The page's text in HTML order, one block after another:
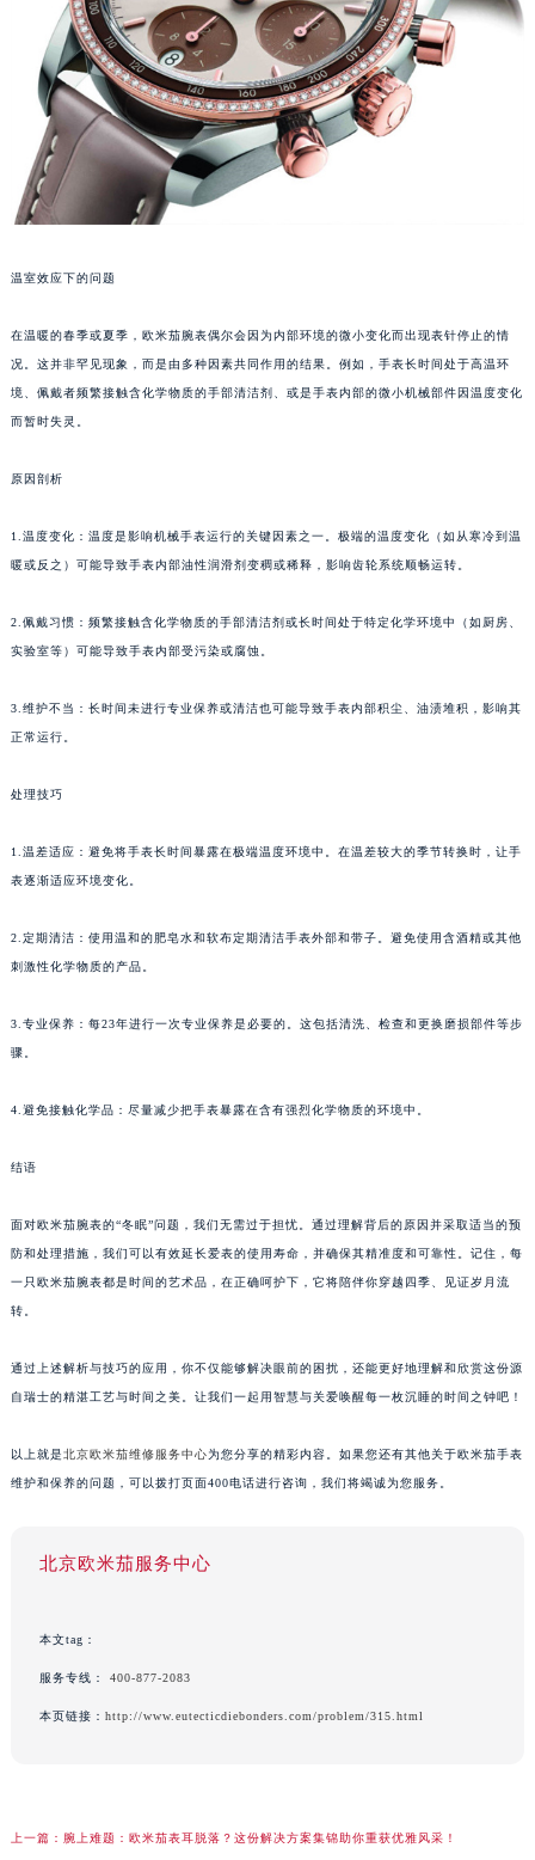
温室效应下的问题
在温暖的春季或夏季，欧米茄腕表偶尔会因为内部环境的微小变化而出现表针停止的情
况。这并非罕见现象，而是由多种因素共同作用的结果。例如，手表长时间处于高温环
境、佩戴者频繁接触含化学物质的手部清洁剂、或是手表内部的微小机械部件因温度变化
而暂时失灵。
原因剖析
1.温度变化：温度是影响机械手表运行的关键因素之一。极端的温度变化（如从寒冷到温
暖或反之）可能导致手表内部油性润滑剂变稠或稀释，影响齿轮系统顺畅运转。
2.佩戴习惯：频繁接触含化学物质的手部清洁剂或长时间处于特定化学环境中（如厨房、
实验室等）可能导致手表内部受污染或腐蚀。
3.维护不当：长时间未进行专业保养或清洁也可能导致手表内部积尘、油渍堆积，影响其
正常运行。
处理技巧
1.温差适应：避免将手表长时间暴露在极端温度环境中。在温差较大的季节转换时，让手
表逐渐适应环境变化。
2.定期清洁：使用温和的肥皂水和软布定期清洁手表外部和带子。避免使用含酒精或其他
刺激性化学物质的产品。
3.专业保养：每23年进行一次专业保养是必要的。这包括清洗、检查和更换磨损部件等步
骤。
4.避免接触化学品：尽量减少把手表暴露在含有强烈化学物质的环境中。
结语
面对欧米茄腕表的“冬眠”问题，我们无需过于担忧。通过理解背后的原因并采取适当的预
防和处理措施，我们可以有效延长爱表的使用寿命，并确保其精准度和可靠性。记住，每
一只欧米茄腕表都是时间的艺术品，在正确呵护下，它将陪伴你穿越四季、见证岁月流
转。
通过上述解析与技巧的应用，你不仅能够解决眼前的困扰，还能更好地理解和欣赏这份源
自瑞士的精湛工艺与时间之美。让我们一起用智慧与关爱唤醒每一枚沉睡的时间之钟吧！
以上就是北京欧米茄维修服务中心为您分享的精彩内容。如果您还有其他关于欧米茄手表
维护和保养的问题，可以拨打页面400电话进行咨询，我们将竭诚为您服务。
北京欧米茄服务中心
本文tag：
服务专线： 400-877-2083
本页链接： http://www.eutecticdiebonders.com/problem/315.html
上一篇： 腕上难题：欧米茄表耳脱落？这份解决方案集锦助你重获优雅风采！